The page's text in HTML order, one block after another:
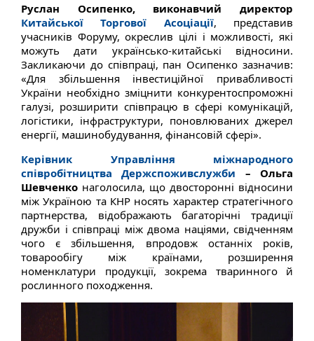
Руслан Осипенко, виконавчий директор
Китайської Торгової Асоціації, представив
учасників Форуму, окреслив цілі і можливості, які
можуть дати українсько-китайські відносини.
Закликаючи до співпраці, пан Осипенко зазначив:
«Для збільшення інвестиційної привабливості
України необхідно зміцнити конкурентоспроможні
галузі, розширити співпрацю в сфері комунікацій,
логістики, інфраструктури, поновлюваних джерел
енергії, машинобудування, фінансовій сфері».
Керівник Управління міжнародного
співробітництва Держспоживслужби – Ольга
Шевченко наголосила, що двосторонні відносини
між Україною та КНР носять характер стратегічного
партнерства, відображають багаторічні традиції
дружби і співпраці між двома націями, свідченням
чого є збільшення, впродовж останніх років,
товарообігу між країнами, розширення
номенклатури продукції, зокрема тваринного й
рослинного походження.